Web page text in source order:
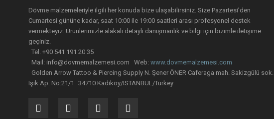
Dövme malzemeleriyle ilgili her konuda bize ulaşabilirsiniz. Size Pazartesi’den
Cumartesi gününe kadar, saat 10:00 ile 19:00 saatleri arası profesyonel destek
vermekteyiz. Ürünlerimizle alakalı detaylı danışmanlık ve bilgi için bizimle iletişime
geçiniz.
Tel. +90 541 191 20 35
Mail: info@dovmemalzemesi.com Web: www.dovmemalzemesi.com
Golden Arrow Tattoo & Piercing Supply N. Şener ÖNER Caferaga mah. Sakizgülü sok.
Işık Ap. No:21/1 34710 Kadiköy/ISTANBUL/Turkey